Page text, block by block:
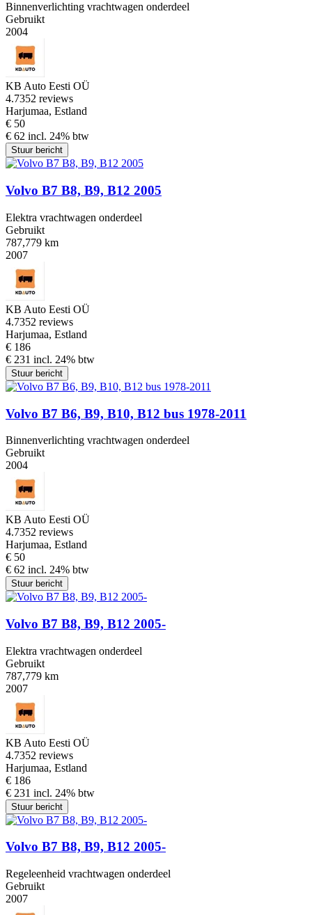
Binnenverlichting vrachtwagen onderdeel
Gebruikt
2004
KB Auto Eesti OÜ
4.7352 reviews
Harjumaa, Estland
€ 50
€ 62 incl. 24% btw
Stuur bericht
Volvo B7 B8, B9, B12 2005
Elektra vrachtwagen onderdeel
Gebruikt
787,779 km
2007
KB Auto Eesti OÜ
4.7352 reviews
Harjumaa, Estland
€ 186
€ 231 incl. 24% btw
Stuur bericht
Volvo B7 B6, B9, B10, B12 bus 1978-2011
Binnenverlichting vrachtwagen onderdeel
Gebruikt
2004
KB Auto Eesti OÜ
4.7352 reviews
Harjumaa, Estland
€ 50
€ 62 incl. 24% btw
Stuur bericht
Volvo B7 B8, B9, B12 2005-
Elektra vrachtwagen onderdeel
Gebruikt
787,779 km
2007
KB Auto Eesti OÜ
4.7352 reviews
Harjumaa, Estland
€ 186
€ 231 incl. 24% btw
Stuur bericht
Volvo B7 B8, B9, B12 2005-
Regeleenheid vrachtwagen onderdeel
Gebruikt
2007